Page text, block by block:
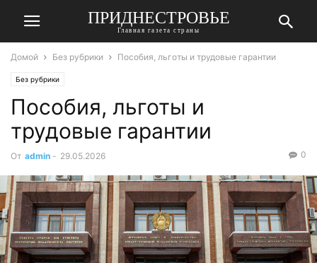
ПРИДНЕСТРОВЬЕ
Главная газета страны
Домой Без рубрики Пособия, льготы и трудовые гарантии
Без рубрики
Пособия, льготы и
трудовые гарантии
От admin - 29.05.2026 0